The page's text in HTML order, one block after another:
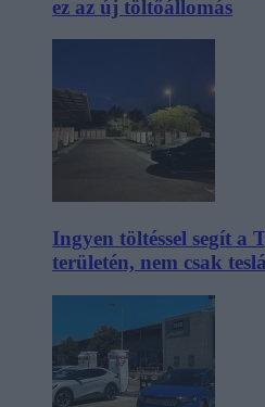
ez az új töltőállomás
Ingyen töltéssel segít a
területén, nem csak